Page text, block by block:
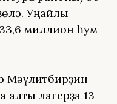
Уңайлы
миллион һум
Мәүлитбирҙин
алты лагерҙа 13